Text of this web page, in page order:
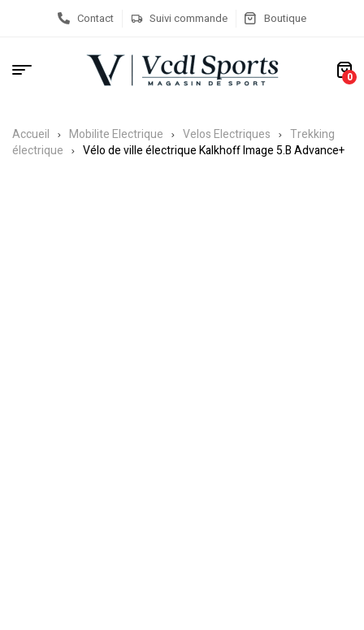
Contact Suivi commande Boutique
0
Accueil Mobilite Electrique Velos Electriques
Trekking
électrique
Vélo de ville électrique Kalkhoff Image 5.B Advance+